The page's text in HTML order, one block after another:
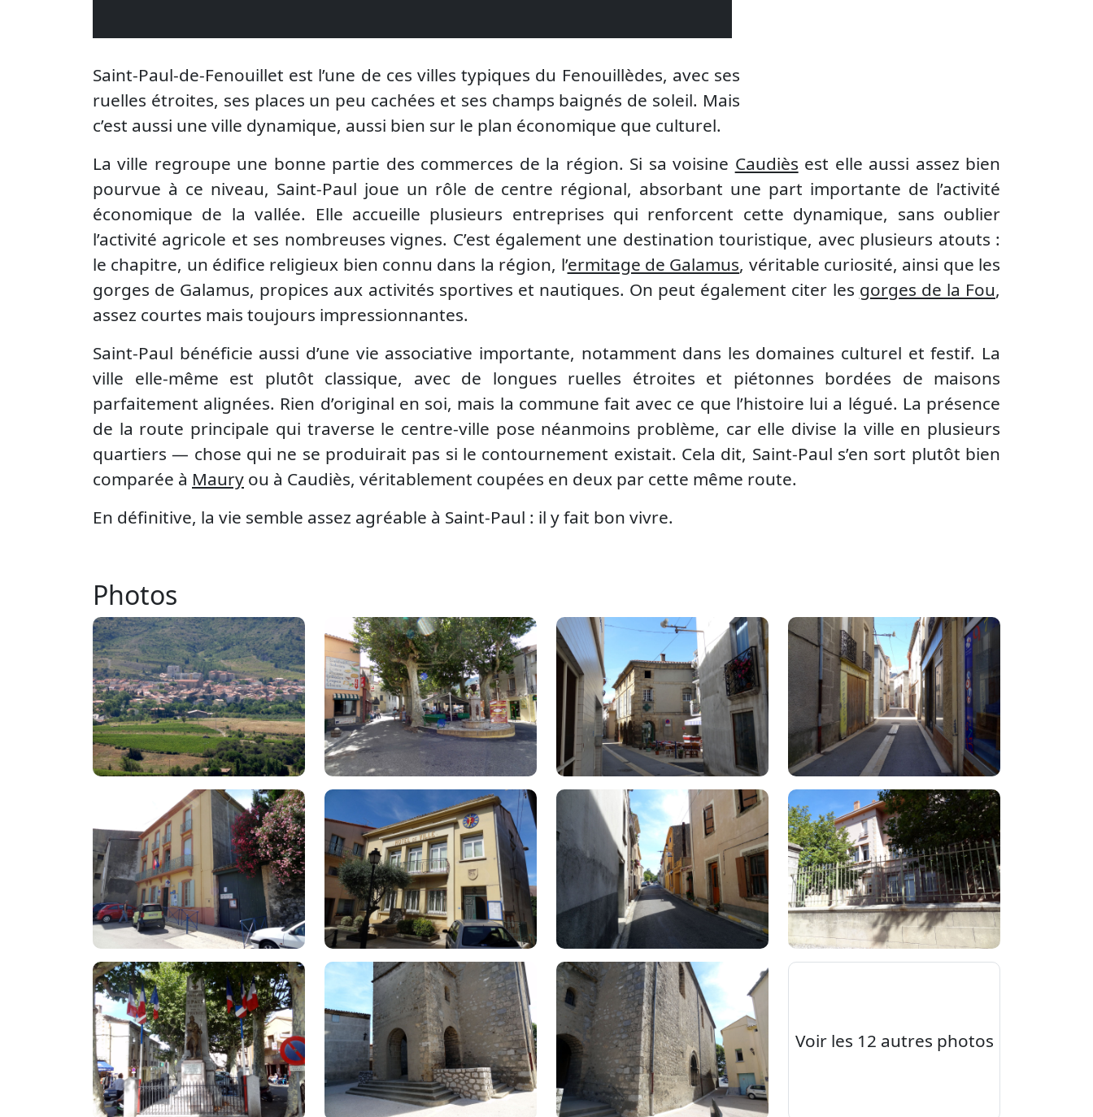
Saint-Paul-de-Fenouillet est l’une de ces villes typiques du Fenouillèdes, avec ses
ruelles étroites, ses places un peu cachées et ses champs baignés de soleil. Mais
c’est aussi une ville dynamique, aussi bien sur le plan économique que culturel.
La ville regroupe une bonne partie des commerces de la région. Si sa voisine Caudiès est elle aussi assez bien
pourvue à ce niveau, Saint-Paul joue un rôle de centre régional, absorbant une part importante de l’activité
économique de la vallée. Elle accueille plusieurs entreprises qui renforcent cette dynamique, sans oublier
l’activité agricole et ses nombreuses vignes. C’est également une destination touristique, avec plusieurs atouts :
le chapitre, un édifice religieux bien connu dans la région, l’ermitage de Galamus, véritable curiosité, ainsi que les
gorges de Galamus, propices aux activités sportives et nautiques. On peut également citer les gorges de la Fou,
assez courtes mais toujours impressionnantes.
Saint-Paul bénéficie aussi d’une vie associative importante, notamment dans les domaines culturel et festif. La
ville elle-même est plutôt classique, avec de longues ruelles étroites et piétonnes bordées de maisons
parfaitement alignées. Rien d’original en soi, mais la commune fait avec ce que l’histoire lui a légué. La présence
de la route principale qui traverse le centre-ville pose néanmoins problème, car elle divise la ville en plusieurs
quartiers — chose qui ne se produirait pas si le contournement existait. Cela dit, Saint-Paul s’en sort plutôt bien
comparée à Maury ou à Caudiès, véritablement coupées en deux par cette même route.
En définitive, la vie semble assez agréable à Saint-Paul : il y fait bon vivre.
Photos
Voir les 12 autres photos